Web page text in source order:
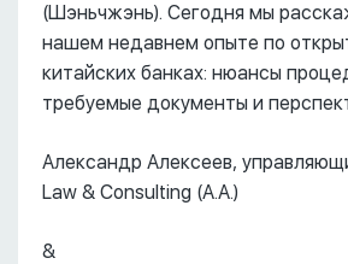
(Шэньчжэнь). Сегодня мы
нашем недавнем опыте по
китайских банках: нюансы
требуемые документы и
Александр Алексеев,
Law & Consulting (А.А.)
&